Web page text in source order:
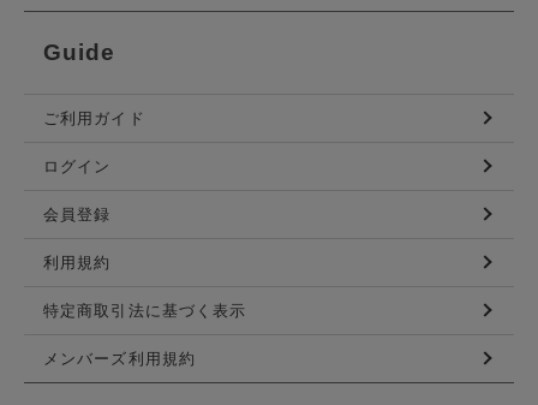
Guide
ご利用ガイド
ログイン
会員登録
利用規約
特定商取引法に基づく表示
メンバーズ利用規約